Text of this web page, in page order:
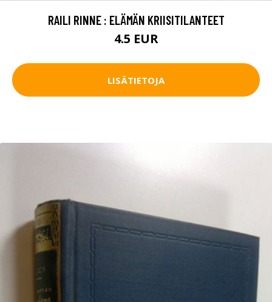
RAILI RINNE : ELÄMÄN KRIISITILANTEET
4.5 EUR
LISÄTIETOJA